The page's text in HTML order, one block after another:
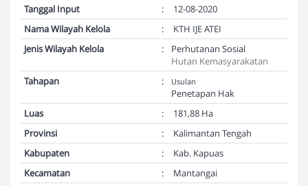
Tanggal Input :
12-08-2020
Nama Wilayah Kelola
:
KTH IJE ATEI
Jenis Wilayah Kelola
:
Perhutanan Sosial
Hutan Kemasyarakatan
Tahapan
: Usulan
Penetapan Hak
Luas
:
181,88 Ha
Provinsi
:
Kalimantan Tengah
Kabupaten
:
Kab. Kapuas
Kecamatan
:
Mantangai